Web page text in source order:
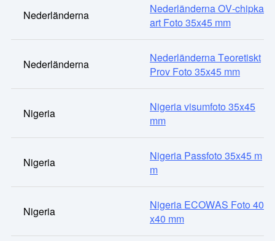
Nederländerna
Nederländerna OV-chipka
art Foto 35x45 mm
Nederländerna
Nederländerna Teoretiskt
Prov Foto 35x45 mm
Nigeria
Nigeria visumfoto 35x45
mm
Nigeria
Nigeria Passfoto 35x45 m
m
Nigeria
Nigeria ECOWAS Foto 40
x40 mm